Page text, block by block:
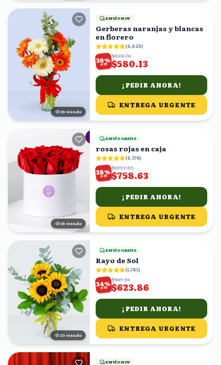
18 viendo
ENVÍO HOY
Gerberas naranjas y blancas
en florero
(4,820)
30%
OFF
$828.76
$580.13
¡PEDIR AHORA!
ENTREGA URGENTE
18 viendo
ENVÍO GRATIS
rosas rojas en caja
(4,376)
28%
OFF
$1053.65
$758.63
¡PEDIR AHORA!
ENTREGA URGENTE
25 viendo
ENVÍO GRATIS
Rayo de Sol
(5,785)
34%
OFF
$945.24
$623.86
¡PEDIR AHORA!
ENTREGA URGENTE
ENVÍO HOY